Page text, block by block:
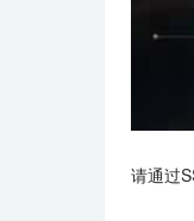
请通过